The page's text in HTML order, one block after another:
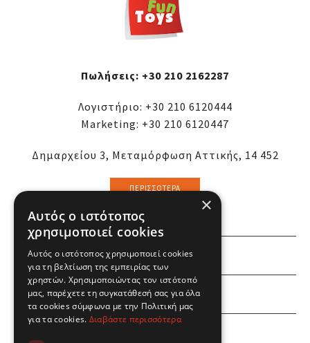
Πωλήσεις: +30 210 2162287
Λογιστήριο: +30 210 6120444
Marketing: +30 210 6120447
Δημαρχείου 3, Μεταμόρφωση Αττικής, 14 452
ΠΕΡΙΣΣΌΤΕΡΑ
ΕΜΕΙΣ
ΕΣΕΙΣ
×
Αυτός ο ιστότοπος
χρησιμοποιεί cookies
Αυτός ο ιστότοπος χρησιμοποιεί cookies
για τη βελτίωση της εμπειρίας των
χρηστών. Χρησιμοποιώντας τον ιστότοπό
μας, παρέχετε τη συγκατάθεσή σας για όλα
τα cookies σύμφωνα με την Πολιτική μας
για τα cookies. Διαβάστε περισσότερα